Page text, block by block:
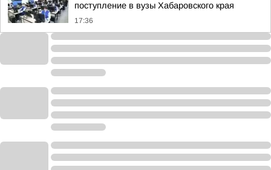
поступление в вузы Хабаровского края
17:36